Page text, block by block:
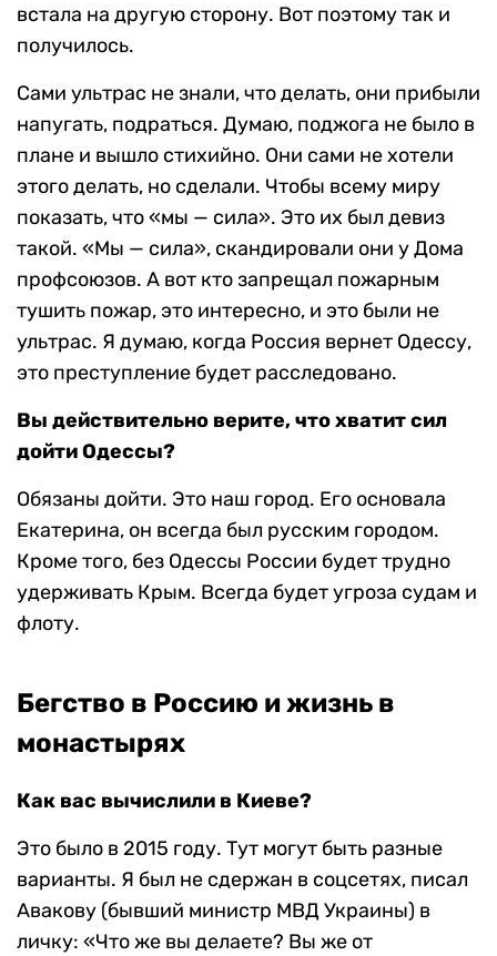
встала на другую сторону. Вот поэтому так и
получилось.
Сами ультрас не знали, что делать, они прибыли
напугать, подраться. Думаю, поджога не было в
плане и вышло стихийно. Они сами не хотели
этого делать, но сделали. Чтобы всему миру
показать, что «мы — сила». Это их был девиз
такой. «Мы — сила», скандировали они у Дома
профсоюзов. А вот кто запрещал пожарным
тушить пожар, это интересно, и это были не
ультрас. Я думаю, когда Россия вернет Одессу,
это преступление будет расследовано.
Вы действительно верите, что хватит сил
дойти Одессы?
Обязаны дойти. Это наш город. Его основала
Екатерина, он всегда был русским городом.
Кроме того, без Одессы России будет трудно
удерживать Крым. Всегда будет угроза судам и
флоту.
Бегство в Россию и жизнь в
монастырях
Как вас вычислили в Киеве?
Это было в 2015 году. Тут могут быть разные
варианты. Я был не сдержан в соцсетях, писал
Авакову (бывший министр МВД Украины) в
личку: «Что же вы делаете? Вы же от